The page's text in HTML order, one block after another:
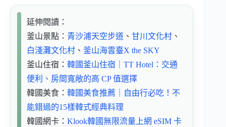
延伸閱讀：
釜山景點： 青沙浦天空步道 、 甘川文化村 、
白淺灘文化村 、 釜山海雲臺X the SKY
釜山住宿： 韓國釜山住宿｜TT Hotel：交通
便利、房間寬敞的高 CP 值選擇
韓國美食： 韓國美食推薦｜自由行必吃！不
能錯過的15樣韓式經典料理
韓國網卡： Klook韓國無限流量上網 eSIM 卡